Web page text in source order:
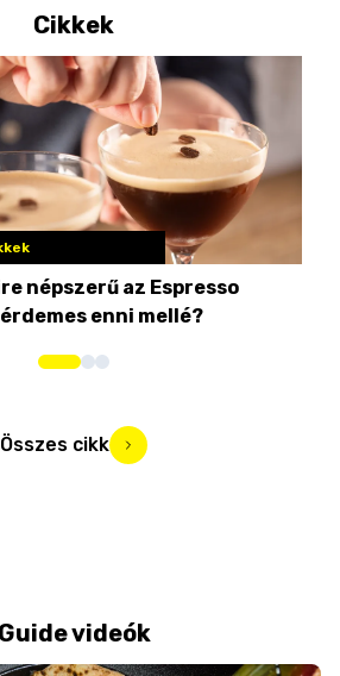
Cikkek
népszerű az Espresso
enni mellé?
Összes cikk
Guide videók